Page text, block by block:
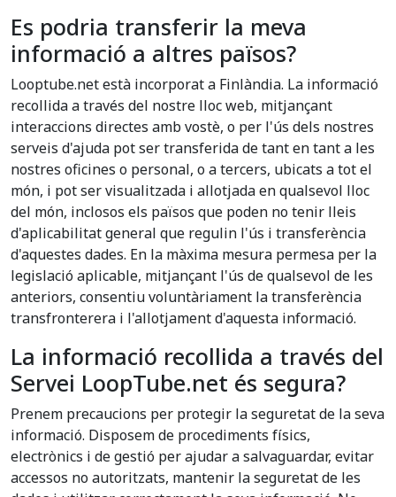
Es podria transferir la meva
informació a altres països?
Looptube.net està incorporat a Finlàndia. La informació
recollida a través del nostre lloc web, mitjançant
interaccions directes amb vostè, o per l'ús dels nostres
serveis d'ajuda pot ser transferida de tant en tant a les
nostres oficines o personal, o a tercers, ubicats a tot el
món, i pot ser visualitzada i allotjada en qualsevol lloc
del món, inclosos els països que poden no tenir lleis
d'aplicabilitat general que regulin l'ús i transferència
d'aquestes dades. En la màxima mesura permesa per la
legislació aplicable, mitjançant l'ús de qualsevol de les
anteriors, consentiu voluntàriament la transferència
transfronterera i l'allotjament d'aquesta informació.
La informació recollida a través del
Servei LoopTube.net és segura?
Prenem precaucions per protegir la seguretat de la seva
informació. Disposem de procediments físics,
electrònics i de gestió per ajudar a salvaguardar, evitar
accessos no autoritzats, mantenir la seguretat de les